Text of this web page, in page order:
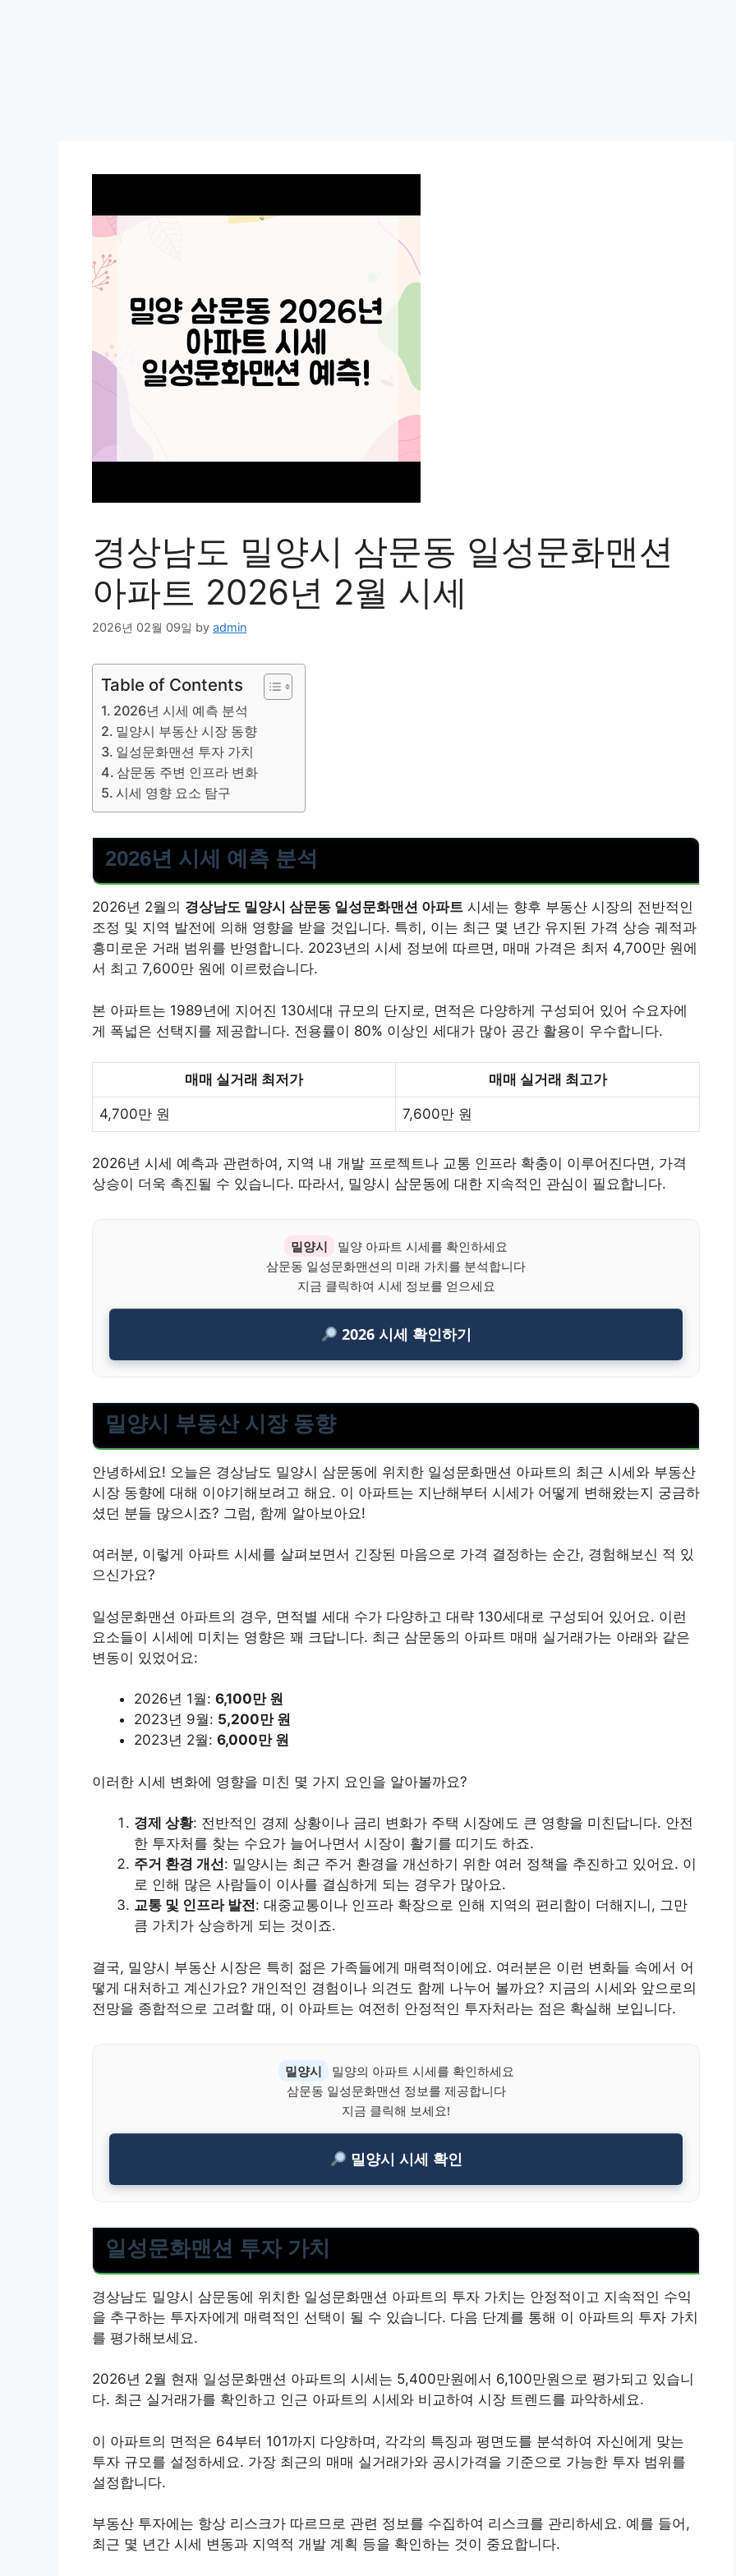
경상남도 밀양시 삼문동 일성문화맨션
아파트 2026년 2월 시세
2026년 02월 09일 by admin
Table of Contents
2026년 시세 예측 분석
밀양시 부동산 시장 동향
일성문화맨션 투자 가치
삼문동 주변 인프라 변화
시세 영향 요소 탐구
2026년 시세 예측 분석
2026년 2월의 경상남도 밀양시 삼문동 일성문화맨션 아파트 시세는 향후 부동산 시장의 전반적인
조정 및 지역 발전에 의해 영향을 받을 것입니다. 특히, 이는 최근 몇 년간 유지된 가격 상승 궤적과
흥미로운 거래 범위를 반영합니다. 2023년의 시세 정보에 따르면, 매매 가격은 최저 4,700만 원에
서 최고 7,600만 원에 이르렀습니다.
본 아파트는 1989년에 지어진 130세대 규모의 단지로, 면적은 다양하게 구성되어 있어 수요자에
게 폭넓은 선택지를 제공합니다. 전용률이 80% 이상인 세대가 많아 공간 활용이 우수합니다.
매매 실거래 최저가 매매 실거래 최고가
4,700만 원 7,600만 원
2026년 시세 예측과 관련하여, 지역 내 개발 프로젝트나 교통 인프라 확충이 이루어진다면, 가격
상승이 더욱 촉진될 수 있습니다. 따라서, 밀양시 삼문동에 대한 지속적인 관심이 필요합니다.
밀양시
밀양 아파트 시세를 확인하세요
삼문동 일성문화맨션의 미래 가치를 분석합니다
지금 클릭하여 시세 정보를 얻으세요
2026 시세 확인하기
밀양시 부동산 시장 동향
안녕하세요! 오늘은 경상남도 밀양시 삼문동에 위치한 일성문화맨션 아파트의 최근 시세와 부동산
시장 동향에 대해 이야기해보려고 해요. 이 아파트는 지난해부터 시세가 어떻게 변해왔는지 궁금하
셨던 분들 많으시죠? 그럼, 함께 알아보아요!
여러분, 이렇게 아파트 시세를 살펴보면서 긴장된 마음으로 가격 결정하는 순간, 경험해보신 적 있
으신가요?
일성문화맨션 아파트의 경우, 면적별 세대 수가 다양하고 대략 130세대로 구성되어 있어요. 이런
요소들이 시세에 미치는 영향은 꽤 크답니다. 최근 삼문동의 아파트 매매 실거래가는 아래와 같은
변동이 있었어요:
2026년 1월: 6,100만 원
2023년 9월: 5,200만 원
2023년 2월: 6,000만 원
이러한 시세 변화에 영향을 미친 몇 가지 요인을 알아볼까요?
경제 상황: 전반적인 경제 상황이나 금리 변화가 주택 시장에도 큰 영향을 미친답니다. 안전
한 투자처를 찾는 수요가 늘어나면서 시장이 활기를 띠기도 하죠.
주거 환경 개선: 밀양시는 최근 주거 환경을 개선하기 위한 여러 정책을 추진하고 있어요. 이
로 인해 많은 사람들이 이사를 결심하게 되는 경우가 많아요.
교통 및 인프라 발전: 대중교통이나 인프라 확장으로 인해 지역의 편리함이 더해지니, 그만
큼 가치가 상승하게 되는 것이죠.
결국, 밀양시 부동산 시장은 특히 젊은 가족들에게 매력적이에요. 여러분은 이런 변화들 속에서 어
떻게 대처하고 계신가요? 개인적인 경험이나 의견도 함께 나누어 볼까요? 지금의 시세와 앞으로의
전망을 종합적으로 고려할 때, 이 아파트는 여전히 안정적인 투자처라는 점은 확실해 보입니다.
밀양시
밀양의 아파트 시세를 확인하세요
삼문동 일성문화맨션 정보를 제공합니다
지금 클릭해 보세요!
밀양시 시세 확인
일성문화맨션 투자 가치
경상남도 밀양시 삼문동에 위치한 일성문화맨션 아파트의 투자 가치는 안정적이고 지속적인 수익
을 추구하는 투자자에게 매력적인 선택이 될 수 있습니다. 다음 단계를 통해 이 아파트의 투자 가치
를 평가해보세요.
2026년 2월 현재 일성문화맨션 아파트의 시세는 5,400만원에서 6,100만원으로 평가되고 있습니
다. 최근 실거래가를 확인하고 인근 아파트의 시세와 비교하여 시장 트렌드를 파악하세요.
이 아파트의 면적은 64부터 101까지 다양하며, 각각의 특징과 평면도를 분석하여 자신에게 맞는
투자 규모를 설정하세요. 가장 최근의 매매 실거래가와 공시가격을 기준으로 가능한 투자 범위를
설정합니다.
부동산 투자에는 항상 리스크가 따르므로 관련 정보를 수집하여 리스크를 관리하세요. 예를 들어,
최근 몇 년간 시세 변동과 지역적 개발 계획 등을 확인하는 것이 중요합니다.